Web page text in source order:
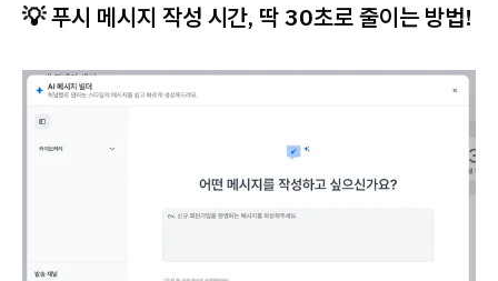
💡푸시 메시지 작성 시간, 딱 30초로 줄이는 방법!